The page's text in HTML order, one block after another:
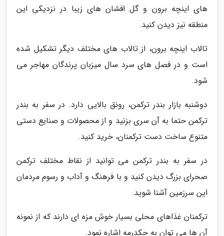
های اینچه برون و گل افشان های زیبا در نزدیکی این
منطقه نیز دیدن کنید.
تالاب اینچه برون، از تالاب های مختلف دیگر تشکیل شده
است و در فصل های سرد سال میزبان پرندگان مهاجر می
شود.
دوشنبه بازار بندر ترکمن، رونق بالایی دارد. در سفر به بندر
ترکمن حتما به آن سری بزنید و از محصولات و صنایع دستی
متنوع ساخت دست ترکمنان، خرید کنید.
در سفر به بندر ترکمن می توانید از نقاط مختلف ترکمن
صحرای بزرگ دیدن کنید و با فرهنگ و آداب و رسوم مردمان
این سرزمین آشنا شوید.
ترکمنان غذاهای محلی بسیار خوش مزه ای دارند که از نمونه
آن ها می توان به چکدرمه اشاره نمود.